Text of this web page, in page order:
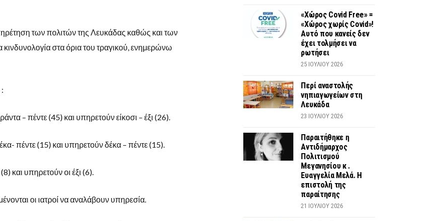
των πολιτών της Λευκάδας καθώς και των
στα όρια του τραγικού, ενημερώνω
– πέντε (45) και υπηρετούν είκοσι – έξι (26).
πέντε (15) και υπηρετούν δέκα – πέντε (15).
και υπηρετούν οι έξι (6).
οι ιατροί να αναλάβουν υπηρεσία.
«Χώρος Covid Free» =
«Χώρος χωρίς Covid»!
Αυτό που κανείς δεν
έχει τολμήσει να
ρωτήσει
25 ΙΟΥΛΊΟΥ 2026
Περί αναστολής
νηπιαγωγείων στη
Λευκάδα
23 ΙΟΥΛΊΟΥ 2026
Παραιτήθηκε η
Αντιδήμαρχος
Πολιτισμού
Μεγανησίου κ .
Ευαγγελία Μελά. Η
επιστολή της
παραίτησης
21 ΙΟΥΛΊΟΥ 2026